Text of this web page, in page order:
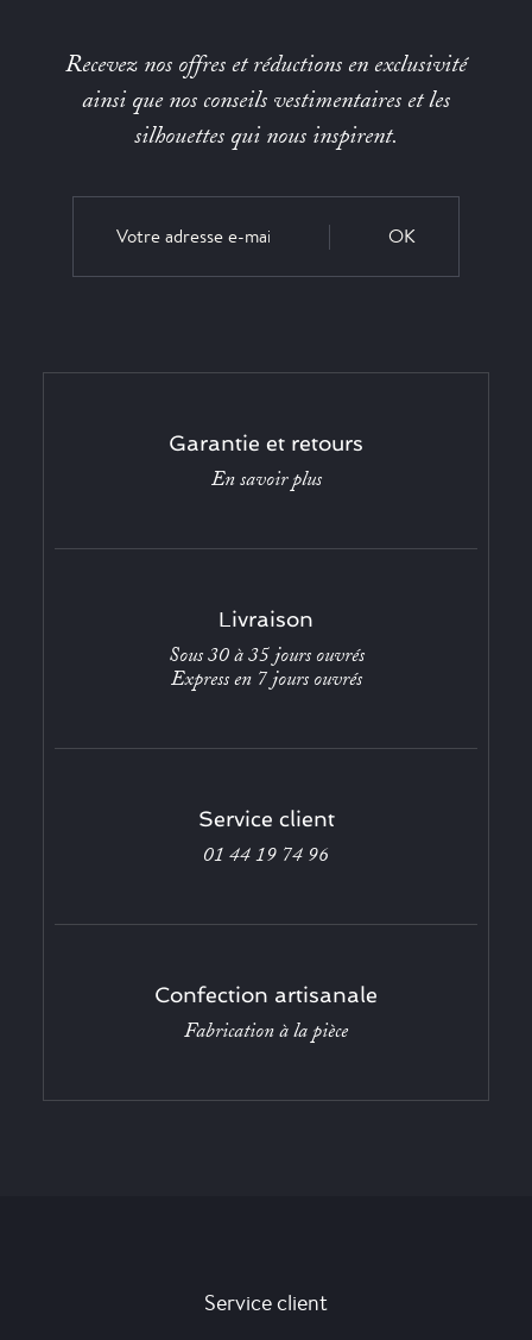
Recevez nos offres et réductions en exclusivité
ainsi que nos conseils vestimentaires et les
silhouettes qui nous inspirent.
OK
Garantie et retours
En savoir plus
Livraison
Sous 30 à 35 jours ouvrés
Express en 7 jours ouvrés
Service client
01 44 19 74 96
Confection artisanale
Fabrication à la pièce
Service client